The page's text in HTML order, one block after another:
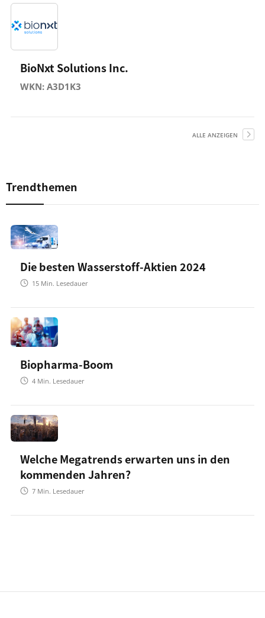
BioNxt Solutions Inc.
WKN: A3D1K3
ALLE ANZEIGEN
Trendthemen
Die besten Wasserstoff-Aktien 2024
15 Min. Lesedauer
Biopharma-Boom
4 Min. Lesedauer
Welche Megatrends erwarten uns in den
kommenden Jahren?
7 Min. Lesedauer